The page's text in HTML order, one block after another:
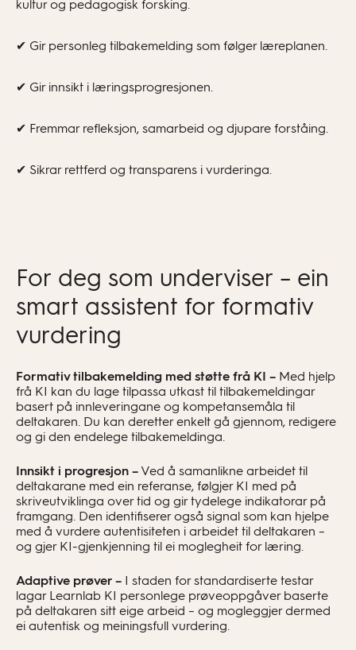
kultur og pedagogisk forsking.
✔ Gir personleg tilbakemelding som følger læreplanen.
✔ Gir innsikt i læringsprogresjonen.
✔ Fremmar refleksjon, samarbeid og djupare forståing.
✔ Sikrar rettferd og transparens i vurderinga.
For deg som underviser – ein
smart assistent for formativ
vurdering
Formativ tilbakemelding med støtte frå KI – Med hjelp
frå KI kan du lage tilpassa utkast til tilbakemeldingar
basert på innleveringane og kompetansemåla til
deltakaren. Du kan deretter enkelt gå gjennom, redigere
og gi den endelege tilbakemeldinga.
Innsikt i progresjon – Ved å samanlikne arbeidet til
deltakarane med ein referanse, følgjer KI med på
skriveutviklinga over tid og gir tydelege indikatorar på
framgang. Den identifiserer også signal som kan hjelpe
med å vurdere autentisiteten i arbeidet til deltakaren –
og gjer KI-gjenkjenning til ei moglegheit for læring.
Adaptive prøver – I staden for standardiserte testar
lagar Learnlab KI personlege prøveoppgåver baserte
på deltakaren sitt eige arbeid – og mogleggjer dermed
ei autentisk og meiningsfull vurdering.